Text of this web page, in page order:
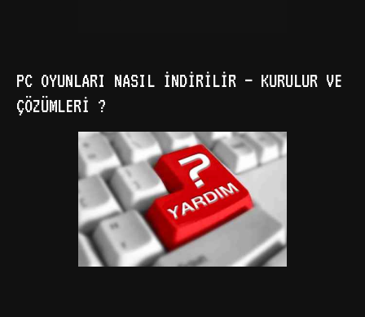
PC OYUNLARI NASIL İNDIRILIR – KURULUR VE
ÇÖZÜMLERI ?